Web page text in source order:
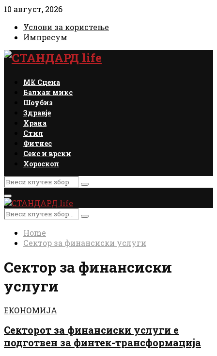
10 август, 2026
Услови за користење
Импресум
Facebook
Instagram
Email
Rss
МК Сцена
Балкан микс
Шоубиз
Здравје
Храна
Стил
Фитнес
Секс и врски
Хороскоп
Search
for:
Search
Primary
Menu
Search
for:
Search
Home
Сектор за финансиски услуги
Сектор за финансиски
услуги
ЕКОНОМИЈА
Секторот за финансиски услуги е
подготвен за финтек-трансформација